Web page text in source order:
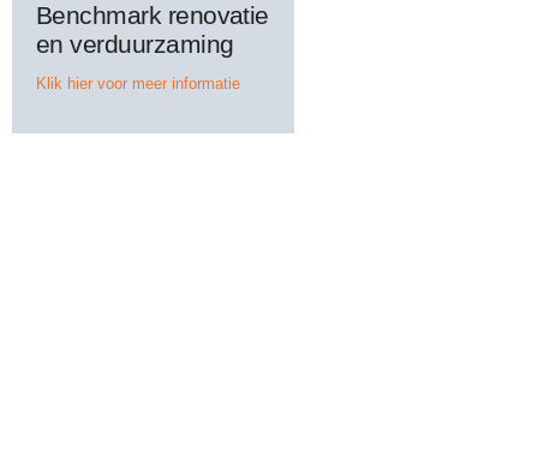
Benchmark renovatie
en verduurzaming
Klik hier voor meer informatie